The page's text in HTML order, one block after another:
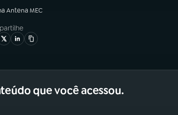
Antena MEC
que você acessou.